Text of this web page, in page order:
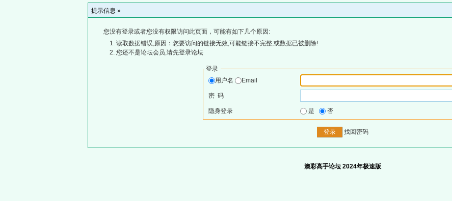
提示信息 »
您没有登录或者您没有权限访问此页面，可能有如下几个原因:
读取数据错误,原因：您要访问的链接无效,可能链接不完整,或数据已被删除!
您还不是论坛会员,请先登录论坛
登录
用户名
Email
密 码
隐身登录 是 否
找回密码
澳彩高手论坛 2024年极速版